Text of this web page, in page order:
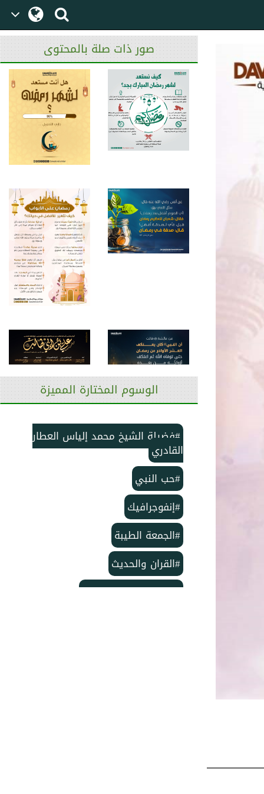
صور ذات صلة بالمحتوى
الوسوم المختارة المميزة
#فضيلة الشيخ محمد إلياس العطار
القادري
#حب النبي
#إنفوجرافيك
#الجمعة الطيبة
#القران والحديث
#بمناسبة الذكرى لمولد